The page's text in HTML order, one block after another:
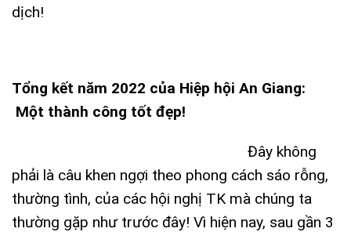
dịch!
Tổng kết năm 2022 của Hiệp hội An Giang:
Một thành công tốt đẹp!
Đây không
phải là câu khen ngợi theo phong cách sáo rỗng,
thường tình, của các hội nghị TK mà chúng ta
thường gặp như trước đây! Vì hiện nay, sau gần 3